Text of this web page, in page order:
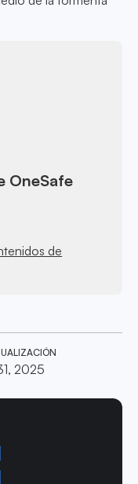
OneSafe
de
2025